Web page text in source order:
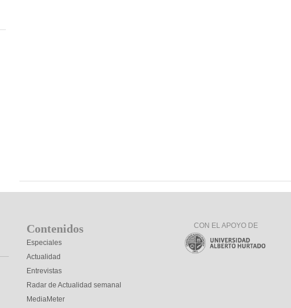
Contenidos
Especiales
Actualidad
Entrevistas
Radar de Actualidad semanal
MediaMeter
CON EL APOYO DE